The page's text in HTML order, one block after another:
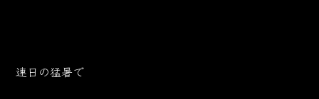
連日の猛暑で